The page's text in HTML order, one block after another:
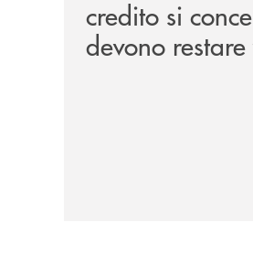
credito si
devono